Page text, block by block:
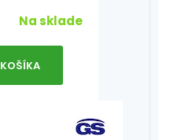
Na sklade